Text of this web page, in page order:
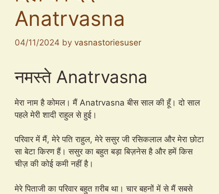
Anatrvasna
04/11/2024 by vasnastoriesuser
नमस्ते Anatrvasna
मेरा नाम है कोमल। मैं Anatrvasna बीस साल की हूँ। दो साल
पहले मेरी शादी राहुल से हुई।
परिवार में मैं, मेरे पति राहुल, मेरे ससुर जी रसिकलाल और मेरा छोटा
सा बेटा किरण हैं। ससुर का बहुत बड़ा बिज़नेस है और हमें किस
चीज़ की कोई कमी नहीं है।
मेरे पिताजी का परिवार बहुत ग़रीब था। चार बहनों में से मैं सबसे